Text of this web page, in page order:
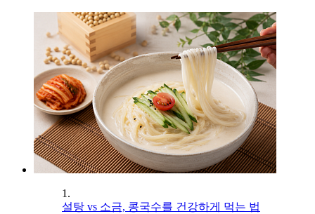
1.
설탕 vs 소금, 콩국수를 건강하게 먹는 법